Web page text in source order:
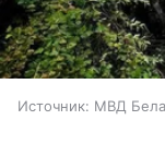
Источник: МВД